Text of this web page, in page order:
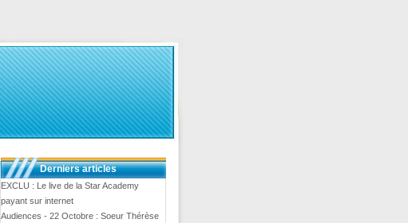
Derniers articles
EXCLU : Le live de la Star Academy
payant sur internet
Audiences - 22 Octobre : Soeur Thérèse